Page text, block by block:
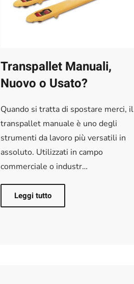
Transpallet Manuali,
Nuovo o Usato?
Quando si tratta di spostare merci, il
transpallet manuale è uno degli
strumenti da lavoro più versatili in
assoluto. Utilizzati in campo
commerciale o industr…
Leggi tutto